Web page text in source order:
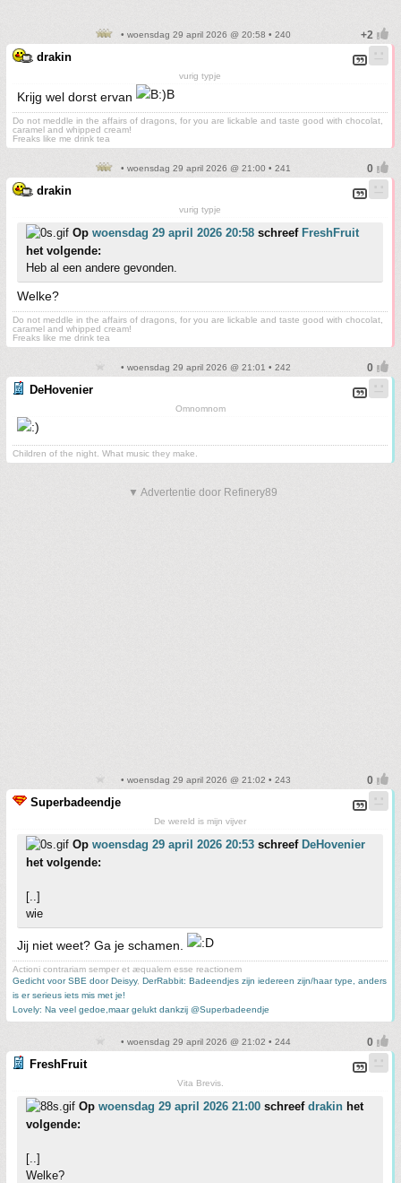
• woensdag 29 april 2026 @ 20:58 • 240
drakin
vurig typje
Krijg wel dorst ervan
Do not meddle in the affairs of dragons, for you are lickable and taste good with chocolat,
caramel and whipped cream!
Freaks like me drink tea
• woensdag 29 april 2026 @ 21:00 • 241
drakin
vurig typje
Op woensdag 29 april 2026 20:58 schreef FreshFruit
het volgende:
Heb al een andere gevonden.
Welke?
Do not meddle in the affairs of dragons, for you are lickable and taste good with chocolat,
caramel and whipped cream!
Freaks like me drink tea
• woensdag 29 april 2026 @ 21:01 • 242
DeHovenier
Omnomnom
Children of the night. What music they make.
▼ Advertentie door Refinery89
• woensdag 29 april 2026 @ 21:02 • 243
Superbadeendje
De wereld is mijn vijver
Op woensdag 29 april 2026 20:53 schreef DeHovenier
het volgende:
[..]
wie
Jij niet weet? Ga je schamen.
Actioni contrariam semper et æqualem esse reactionem
Gedicht voor SBE door Deisyy, DerRabbit: Badeendjes zijn iedereen zijn/haar type, anders
is er serieus iets mis met je!
Lovely: Na veel gedoe,maar gelukt dankzij @Superbadeendje
• woensdag 29 april 2026 @ 21:02 • 244
FreshFruit
Vita Brevis.
Op woensdag 29 april 2026 21:00 schreef drakin het
volgende:
[..]
Welke?